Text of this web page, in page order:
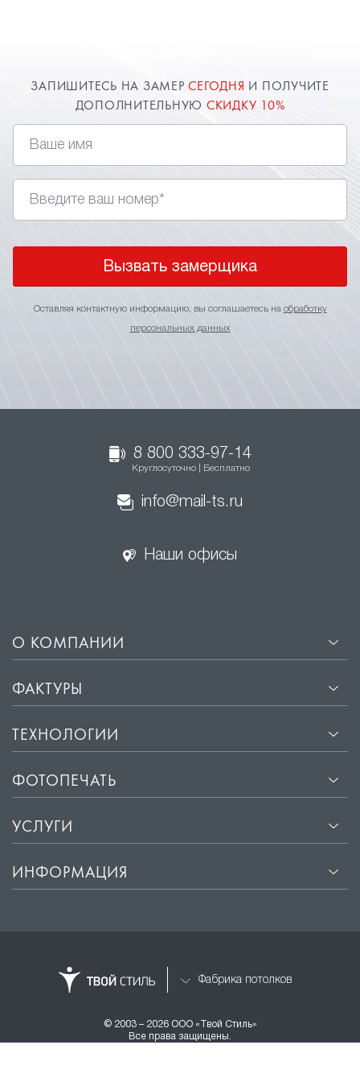
ЗАПИШИТЕСЬ НА ЗАМЕРСЕГОДНЯ И ПОЛУЧИТЕ
ДОПОЛНИТЕЛЬНУЮ СКИДКУ 10%
Вызвать замерщика
Оставляя контактную информацию, вы соглашаетесь на обработку
персональных данных
8 800 333-97-14
Круглосуточно | Бесплатно
info@mail-ts.ru
Наши офисы
О КОМПАНИИ
ФАКТУРЫ
ТЕХНОЛОГИИ
ФОТОПЕЧАТЬ
УСЛУГИ
ИНФОРМАЦИЯ
Фабрика потолков
© 2003 – 2026 ООО «Твой Стиль»
Все права защищены.